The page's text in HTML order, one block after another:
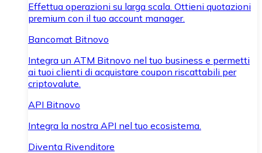
Effettua operazioni su larga scala. Ottieni quotazioni
premium con il tuo account manager.
Bancomat Bitnovo
Integra un ATM Bitnovo nel tuo business e permetti
ai tuoi clienti di acquistare coupon riscattabili per
criptovalute.
API Bitnovo
Integra la nostra API nel tuo ecosistema.
Diventa Rivenditore